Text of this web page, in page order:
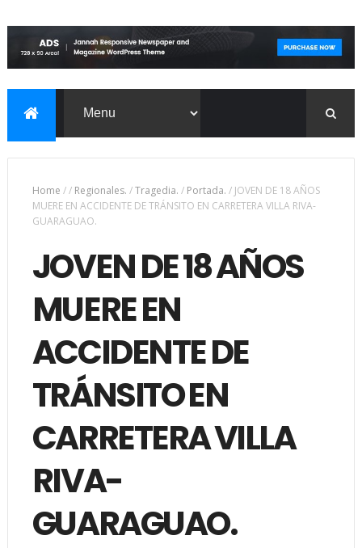
Home // Regionales. /Tragedia. / Portada. / JOVEN DE 18 AÑOS
MUERE EN ACCIDENTE DE TRÁNSITO EN CARRETERA VILLA RIVA-
GUARAGUAO.
JOVEN DE 18 AÑOS
MUERE EN
ACCIDENTE DE
TRÁNSITO EN
CARRETERA VILLA
RIVA-
GUARAGUAO.